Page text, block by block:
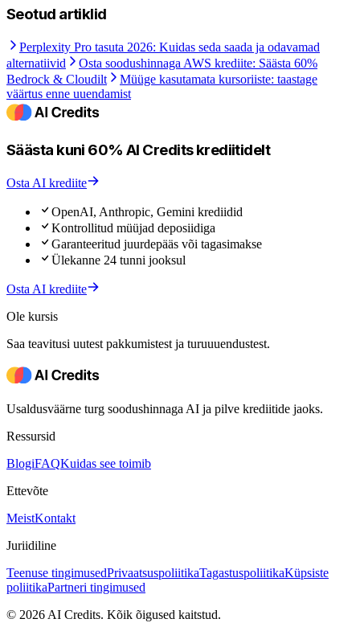
Seotud artiklid
Perplexity Pro tasuta 2026: Kuidas seda saada ja odavamad
alternatiivid
Osta soodushinnaga AWS krediite: Säästa 60%
Bedrock & Cloudilt
Müüge kasutamata kursoriiste: taastage
väärtus enne uuendamist
Säästa kuni 60% AI Credits krediitidelt
Osta AI krediite
OpenAI, Anthropic, Gemini krediidid
Kontrollitud müüjad deposiidiga
Garanteeritud juurdepääs või tagasimakse
Ülekanne 24 tunni jooksul
Osta AI krediite
Ole kursis
Saa teavitusi uutest pakkumistest ja turuuuendustest.
Usaldusväärne turg soodushinnaga AI ja pilve krediitide jaoks.
Ressursid
BlogiFAQKuidas see toimib
Ettevõte
MeistKontakt
Juriidiline
Teenuse tingimusedPrivaatsuspoliitikaTagastuspoliitikaKüpsiste
poliitikaPartneri tingimused
© 2026 AI Credits. Kõik õigused kaitstud.